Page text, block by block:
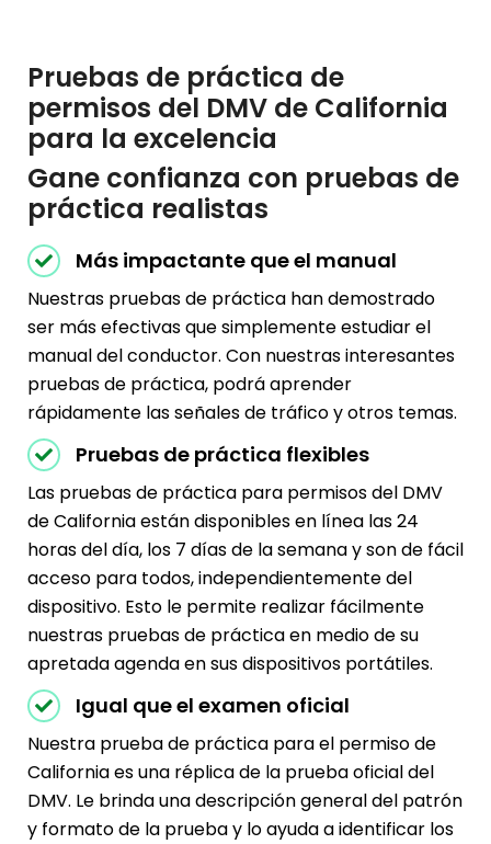
Pruebas de práctica de
permisos del DMV de California
para la excelencia
Gane confianza con pruebas de
práctica realistas
Más impactante que el manual
Nuestras pruebas de práctica han demostrado
ser más efectivas que simplemente estudiar el
manual del conductor. Con nuestras interesantes
pruebas de práctica, podrá aprender
rápidamente las señales de tráfico y otros temas.
Pruebas de práctica flexibles
Las pruebas de práctica para permisos del DMV
de California están disponibles en línea las 24
horas del día, los 7 días de la semana y son de fácil
acceso para todos, independientemente del
dispositivo. Esto le permite realizar fácilmente
nuestras pruebas de práctica en medio de su
apretada agenda en sus dispositivos portátiles.
Igual que el examen oficial
Nuestra prueba de práctica para el permiso de
California es una réplica de la prueba oficial del
DMV. Le brinda una descripción general del patrón
y formato de la prueba y lo ayuda a identificar los